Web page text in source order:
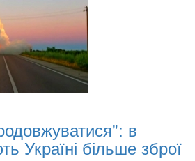
в
Україні більше зброї